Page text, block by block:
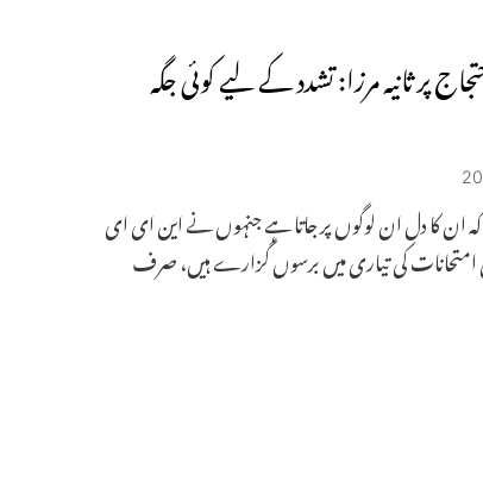
پر ثانیہ مرزا: تشدد کے لیے کوئی جگہ
کہ ان کا دل ان لوگوں پر جاتا ہے جنہوں نے این ای ای
امتحانات کی تیاری میں برسوں گزارے ہیں، صرف